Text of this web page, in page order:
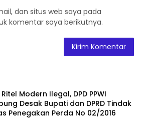
dan situs web saya pada
komentar saya berikutnya.
Modern Ilegal, DPD PPWI
Desak Bupati dan DPRD Tindak
Penegakan Perda No 02/2016